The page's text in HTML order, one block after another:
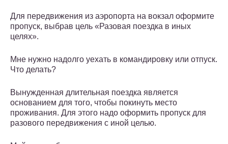
Для передвижения из аэропорта на вокзал оформите
пропуск, выбрав цель «Разовая поездка в иных
целях».
Мне нужно надолго уехать в командировку или отпуск.
Что делать?
Вынужденная длительная поездка является
основанием для того, чтобы покинуть место
проживания. Для этого надо оформить пропуск для
разового передвижения с иной целью.